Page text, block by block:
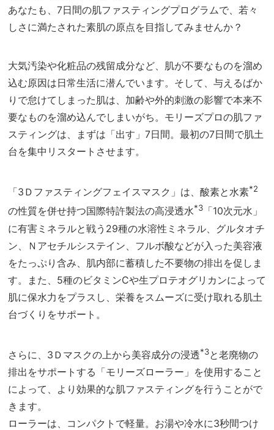
あなたも、7日間の肌ファスティングプログラムで、若々
しさに満たされた素肌の原点を目指してみませんか？
大気汚染や化粧品の残留成分など、肌が不要なものを溜め
込む原因は日常生活に潜んでいます。そして、与えるばか
りで怠けてしまった肌は、加齢や外的刺激の影響で本来不
要なものを溜め込んでしまいがち。モリーズプロの肌ファ
スティングは、まずは「出す」7日間。最初の7日間で肌土
台を集中リスタートさせます。
「3Ｄファスティングフェイスマスク」は、酸素と水素*2
の性質を併せ持つ国際特許製法の高浸透水*3 「10次元水」
に有害ミネラルと戦う29種の水溶性ミネラル、グルタオチ
ン、Ｎアセチルシステイン、フルボ酸などが入った美容液
をたっぷり含み、肌内部に蓄積した不要物の排出を促しま
す。また、5種のビタミンCや生プロテオグリカンによって
肌に保水力をプラスし、栄養をスムーズに受け取れる肌土
台づくりをサポート。
さらに、3Ｄマスクの上から美容成分の浸透*3と老廃物の
排出をサポートする「モリーズローラー」を使用すること
によって、より効果的な肌ファスティングを行うことがで
きます。
ローラーは、コンパクトで軽量。お湯や冷水に3秒間つけ